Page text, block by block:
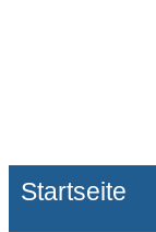
Website
Suche…
Sektionen
Startseite